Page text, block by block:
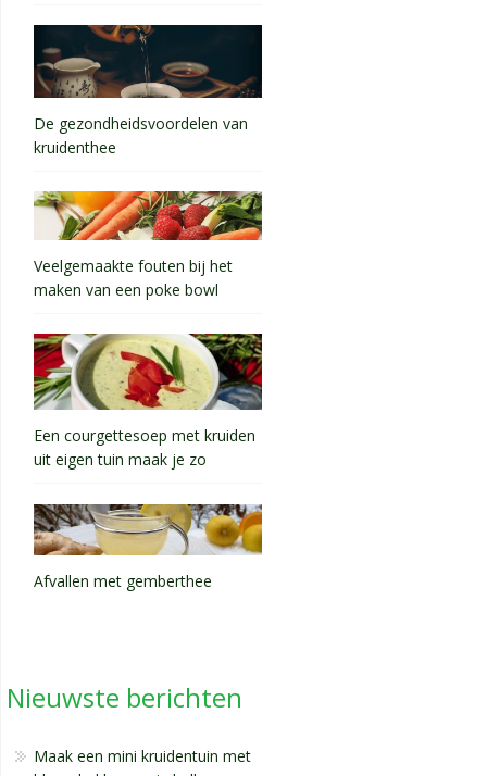
De gezondheidsvoordelen van
kruidenthee
Veelgemaakte fouten bij het
maken van een poke bowl
Een courgettesoep met kruiden
uit eigen tuin maak je zo
Afvallen met gemberthee
Nieuwste berichten
Maak een mini kruidentuin met